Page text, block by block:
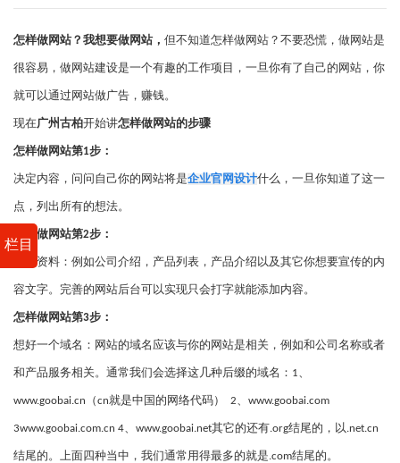
栏目
怎样做网站？我想要做网站， 但不知道怎样做网站？不要恐慌，做网站是
很容易，做网站建设是一个有趣的工作项目，一旦你有了自己的网站，你
就可以通过网站做广告，赚钱。
现在广州古柏开始讲怎样做网站的步骤
怎样做网站第1步：
决定内容，问问自己你的网站将是企业官网设计什么，一旦你知道了这一
点，列出所有的想法。
怎样做网站第2步：
准备资料：例如公司介绍，产品列表，产品介绍以及其它你想要宣传的内
容文字。完善的网站后台可以实现只会打字就能添加内容。
怎样做网站第3步：
想好一个域名：网站的域名应该与你的网站是相关，例如和公司名称或者
和产品服务相关。通常我们会选择这几种后缀的域名：1、
www.goobai.cn （cn就是中国的网络代码） 2、 www.goobai.com
3www.goobai.com.cn 4、 www.goobai.net其它的还有.org结尾的，以.net.cn
结尾的。上面四种当中，我们通常用得最多的就是.com结尾的。